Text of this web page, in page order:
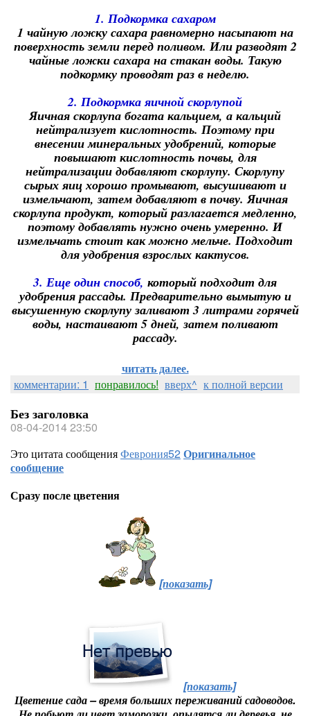
1. Подкормка сахаром
1 чайную ложку сахара равномерно насыпают на
поверхность земли перед поливом. Или разводят 2
чайные ложки сахара на стакан воды. Такую
подкормку проводят раз в неделю.
2. Подкормка яичной скорлупой
Яичная скорлупа богата кальцием, а кальций
нейтрализует кислотность. Поэтому при
внесении минеральных удобрений, которые
повышают кислотность почвы, для
нейтрализации добавляют скорлупу. Скорлупу
сырых яиц хорошо промывают, высушивают и
измельчают, затем добавляют в почву. Яичная
скорлупа продукт, который разлагается медленно,
поэтому добавлять нужно очень умеренно. И
измельчать стоит как можно мельче. Подходит
для удобрения взрослых кактусов.
3. Еще один способ, который подходит для
удобрения рассады. Предварительно вымытую и
высушенную скорлупу заливают 3 литрами горячей
воды, настаивают 5 дней, затем поливают
рассаду.
читать далее.
комментарии: 1 понравилось! вверх^ к полной версии
Без заголовка
08-04-2014 23:50
Это цитата сообщенияФеврония52Оригинальное
сообщение
Сразу после цветения
[показать]
[показать]
Цветение сада – время больших переживаний садоводов.